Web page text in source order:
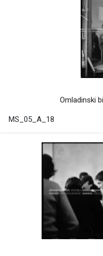
Omladinski
MS_05_A_18